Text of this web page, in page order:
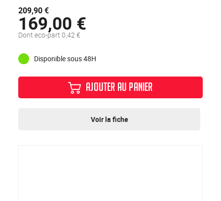
209,90 €
169,00 €
Dont eco-part 0,42 €
Disponible sous 48H
AJOUTER AU PANIER
Voir la fiche